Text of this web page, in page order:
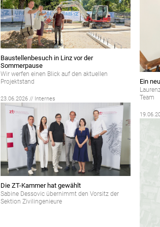
Baustellenbesuch in Linz vor der
Sommerpause
Wir werfen einen Blick auf den aktuellen
Projektstand
Ein
Team
23.06.2026 // Internes
Die ZT-Kammer hat gewählt
Sabine Dessovic übernimmt den Vorsitz der
Sektion Zivilingenieure